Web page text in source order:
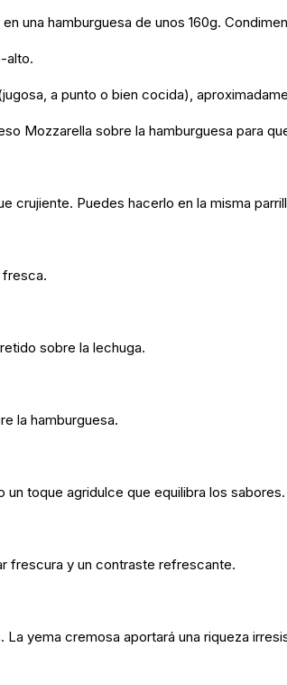
una hamburguesa de unos 160g.
alto.
a punto o bien cocida),
Mozzarella sobre la hamburguesa para
crujiente. Puedes hacerlo en la misma
fresca.
sobre la lechuga.
la hamburguesa.
un toque agridulce que equilibra los sabores.
frescura y un contraste refrescante.
yema cremosa aportará una riqueza